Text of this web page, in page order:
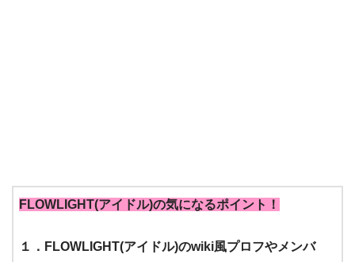
FLOWLIGHT(アイドル)の気になるポイント！
１．FLOWLIGHT(アイドル)のwiki風プロフやメンバ